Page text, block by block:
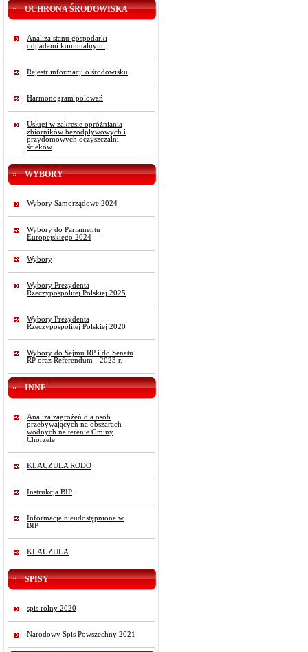
OCHRONA ŚRODOWISKA
Analiza stanu gospodarki
odpadami komunalnymi
Rejestr informacji o środowisku
Harmonogram polowań
Usługi w zakresie opróżniania
zbiorników bezodpływowych i
przydomowych oczyszczalni
ścieków
WYBORY
Wybory Samorządowe 2024
Wybory do Parlamentu
Europejskiego 2024
Wybory
Wybory Prezydenta
Rzeczypospolitej Polskiej 2025
Wybory Prezydenta
Rzeczypospolitej Polskiej 2020
Wybory do Sejmu RP i do Senatu
RP oraz Referendum - 2023 r.
INNE
Analiza zagrożeń dla osób
przebywających na obszarach
wodnych na terenie Gminy
Chorzele
KLAUZULA RODO
Instrukcja BIP
Informacje nieudostępnione w
BIP
KLAUZULA
SPISY
spis rolny 2020
Narodowy Spis Powszechny 2021